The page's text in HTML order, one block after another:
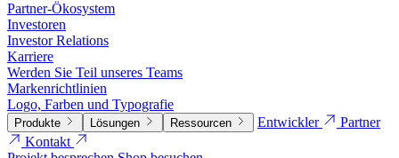
Partner-Ökosystem
Investoren
Investor Relations
Karriere
Werden Sie Teil unseres Teams
Markenrichtlinien
Logo, Farben und Typografie
Produkte Lösungen Ressourcen Entwickler
Partner
Kontakt